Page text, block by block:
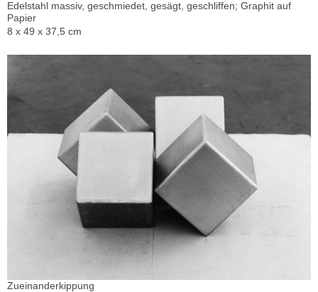
Edelstahl massiv, geschmiedet, gesägt, geschliffen; Graphit auf
Papier
8 x 49 x 37,5 cm
Zueinanderkippung